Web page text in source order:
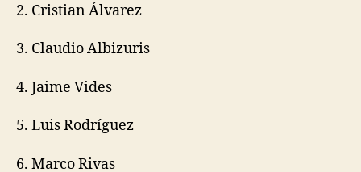
2. Cristian Álvarez
3. Claudio Albizuris
4. Jaime Vides
5. Luis Rodríguez
6. Marco Rivas